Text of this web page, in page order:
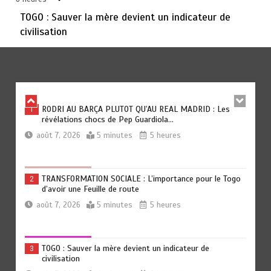
TOGO : Sauver la mère devient un indicateur de
civilisation
tourisme
1
RODRI AU BARÇA PLUTOT QU’AU REAL MADRID : Les
révélations chocs de Pep Guardiola…
août 7, 2026 5 minutes 5 heures
2
TRANSFORMATION SOCIALE : L’importance pour le Togo
d’avoir une Feuille de route
août 7, 2026 5 minutes 5 heures
3
TOGO : Sauver la mère devient un indicateur de
civilisation